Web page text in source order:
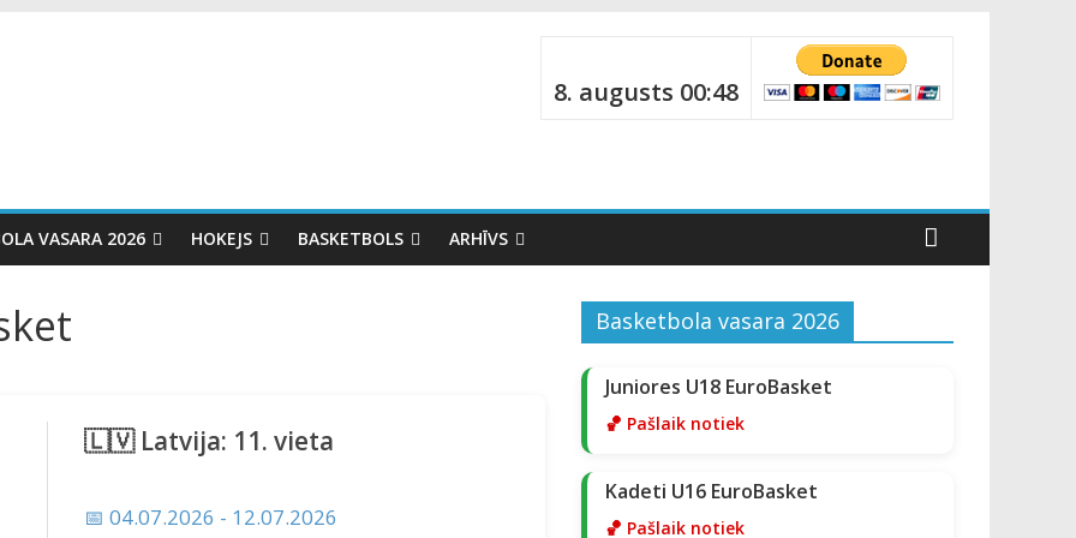
8. augusts 00:48
VASARA 2026 HOKEJS BASKETBOLS ARHĪVS
🇱🇻 Latvija: 11. vieta
📅 04.07.2026 - 12.07.2026
Basketbola vasara 2026
Juniores U18 EuroBasket
🏀 Pašlaik notiek
Kadeti U16 EuroBasket
🏀 Pašlaik notiek